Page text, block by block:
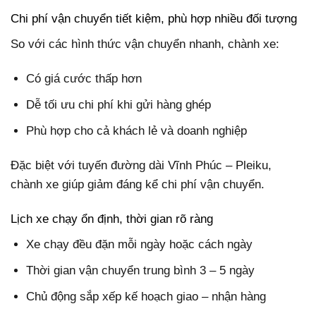
Chi phí vận chuyển tiết kiệm, phù hợp nhiều đối tượng
So với các hình thức vận chuyển nhanh, chành xe:
Có giá cước thấp hơn
Dễ tối ưu chi phí khi gửi hàng ghép
Phù hợp cho cả khách lẻ và doanh nghiệp
Đặc biệt với tuyến đường dài Vĩnh Phúc – Pleiku,
chành xe giúp giảm đáng kể chi phí vận chuyển.
Lịch xe chạy ổn định, thời gian rõ ràng
Xe chạy đều đặn mỗi ngày hoặc cách ngày
Thời gian vận chuyển trung bình 3 – 5 ngày
Chủ động sắp xếp kế hoạch giao – nhận hàng